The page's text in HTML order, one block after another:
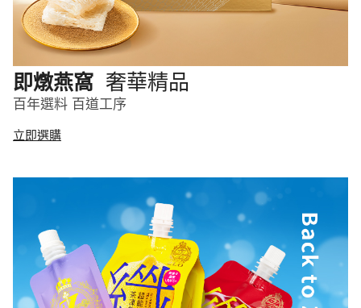
即燉燕窩 奢華精品
百年選料 百道工序
立即選購